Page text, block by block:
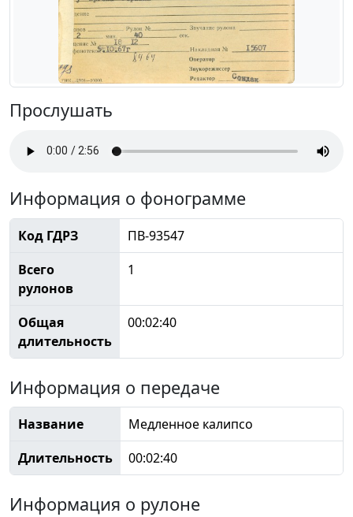
Прослушать
Информация о фонограмме
Код ГДРЗ
ПВ-93547
Всего
рулонов
1
Общая
длительность
00:02:40
Информация о передаче
Название
Медленное калипсо
Длительность
00:02:40
Информация о рулоне